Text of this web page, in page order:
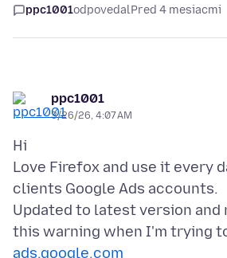
ppc1001odpovedalPred 4 mesiacmi
ppc1001
3/26/26, 4:07 AM
Hi
Love Firefox and use it every
clients Google Ads accounts.
Updated to latest version and
this warning when I'm trying
ads.google.com